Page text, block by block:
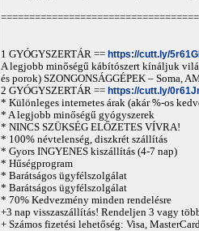
1 GYÓGYSZERTÁR == https://cutt.ly/
A legjobb minőségű kábítószert kínáljuk
és porok) SZONGONSÁGGÉPEK – Soma,
2 GYÓGYSZERTÁR == https://cutt.ly/
* Különleges internetes árak (akár %-os
* A legjobb minőségű gyógyszerek
* NINCS SZÜKSÉG ELŐZETES VÍVRA!
* 100% névtelenség, diszkrét szállítás
* Gyors INGYENES kiszállítás (4-7 nap)
* Hűségprogram
* Barátságos ügyfélszolgálat
* Barátságos ügyfélszolgálat
* 70% Kedvezmény minden rendelésre
+3 nap visszaszállítás! Rendeljen 3 vagy
+ Számos fizetési lehetőség: Visa,